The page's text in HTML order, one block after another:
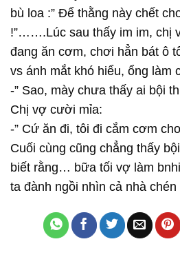
bù loa :” Để thằng này chết
!”…….Lúc sau thấy im im, chị
đang ăn cơm, chơi hẳn bát ô
vs ánh mắt khó hiểu, ổng làm
-” Sao, mày chưa thấy ai bội
Chị vợ cười mỉa:
-” Cứ ăn đi, tôi đi cắm cơm
Cuối cùng cũng chẳng thấy
biết rằng… bữa tối vợ làm
ta đành ngồi nhìn cả nhà chén